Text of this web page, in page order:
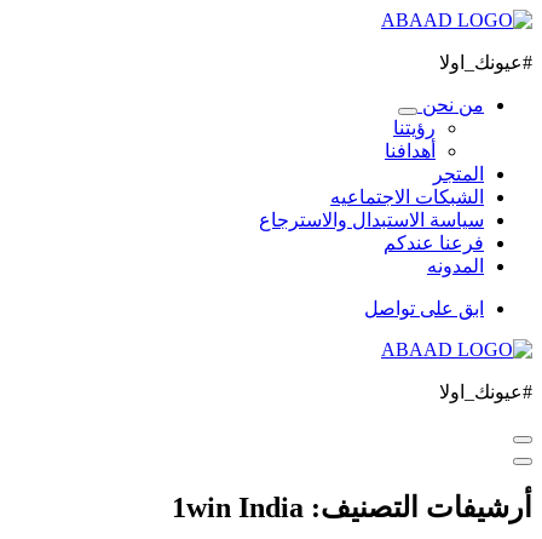
تخطى
المحتوى
#عيونك_اولا
من نحن
رؤيتنا
أهدافنا
المتجر
الشبكات الاجتماعيه
سياسة الاستبدال والاسترجاع
فرعنا عندكم
المدونه
ابق على تواصل
#عيونك_اولا
أرشيفات التصنيف: 1win India